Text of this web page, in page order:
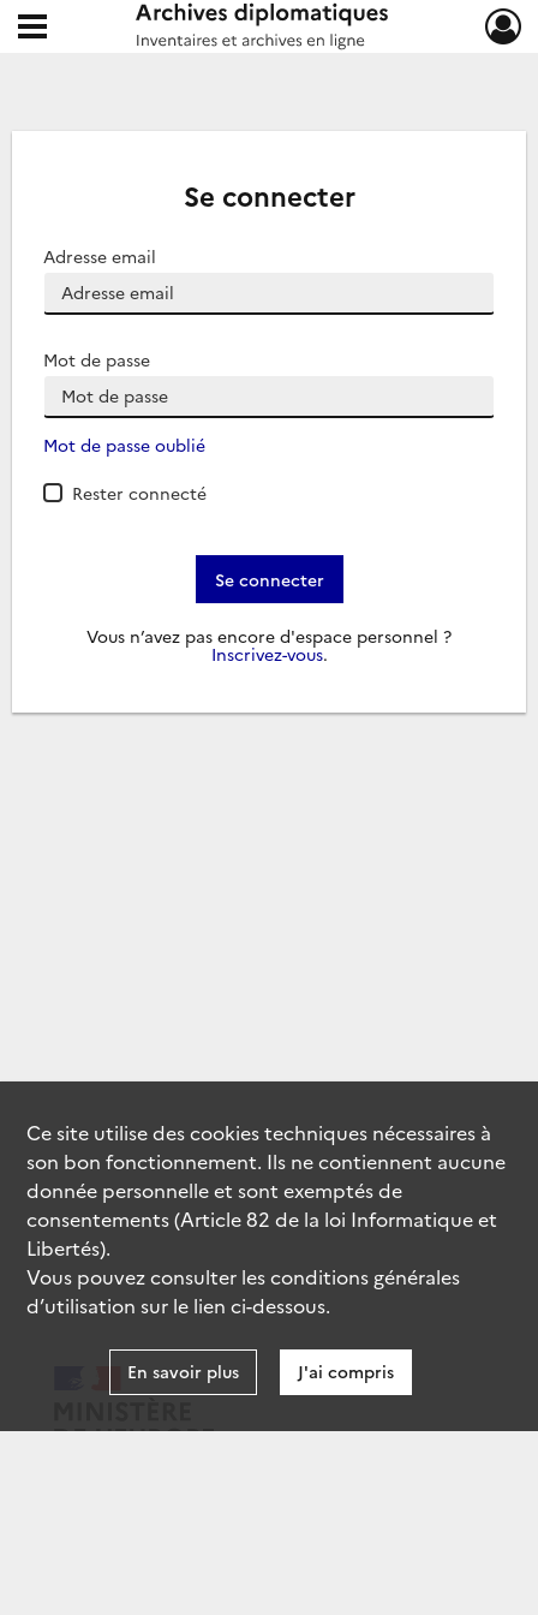
Archives diplomatiques
Ouvrir le menu déroulant
Se connecter
Adresse email
Mot de passe
Mot de passe oublié
Rester connecté
Se connecter
Vous n’avez pas encore d'espace personnel ?
Inscrivez-vous.
Ce site utilise descookiestechniques nécessaires à
son bon fonctionnement. Ils ne contiennent aucune
donnée personnelle et sont exemptés de
consentements (Article 82 de la loi Informatique et
Libertés).
Vous pouvez consulter les conditions générales
d’utilisation sur le lien ci-dessous.
En savoir plus J'ai compris